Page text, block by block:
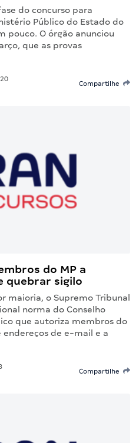
do concurso para
Público do Estado do
pouco. O órgão anunciou
que as provas
Compartilhe
do MP a
quebrar sigilo
maioria, o Supremo Tribunal
norma do Conselho
que autoriza membros do
endereços de e-mail e a
Compartilhe